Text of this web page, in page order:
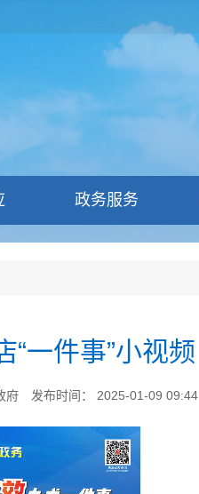
政务服务
“一件事”小视频
府 发布时间： 2025-01-09 09:44